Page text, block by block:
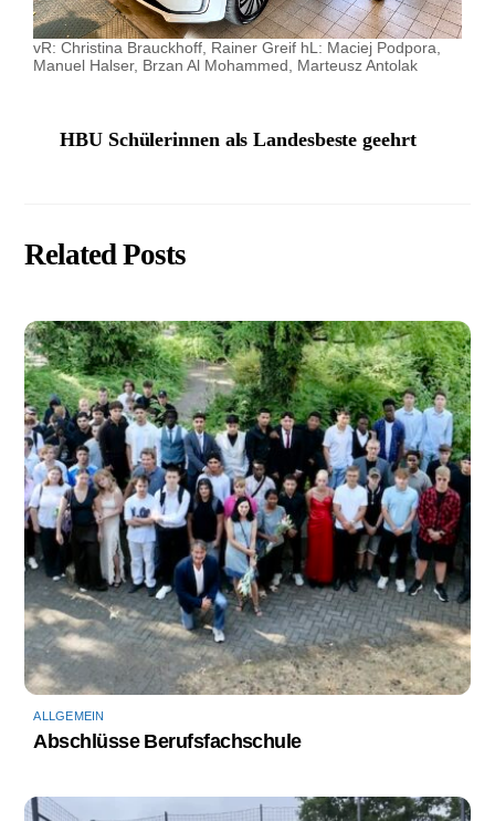
vR: Christina Brauckhoff, Rainer Greif hL: Maciej Podpora,
Manuel Halser, Brzan Al Mohammed, Marteusz Antolak
HBU Schülerinnen als Landesbeste geehrt
Related Posts
ALLGEMEIN
Abschlüsse Berufsfachschule